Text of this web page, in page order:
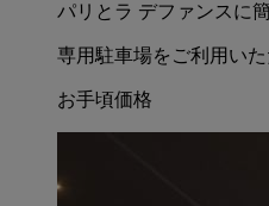
パリとラ デファンスに
専用駐車場をご利用いた
お手頃価格